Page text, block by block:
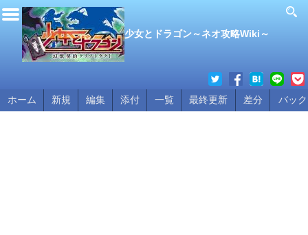
少女とドラゴン～ネオ攻略Wiki～
ホーム 新規 編集 添付 一覧 最終更新 差分 バッ